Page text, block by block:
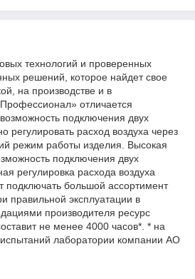
технологий и проверенных
решений, которое найдет свое
на производстве и в
отличается
подключения двух
регулировать расход воздуха через
режим работы изделия. Высокая
подключения двух
регулировка расхода воздуха
подключать большой ассортимент
правильной эксплуатации в
производителя ресурс
не менее 4000 часов*. * на
испытаний лаборатории компании АО